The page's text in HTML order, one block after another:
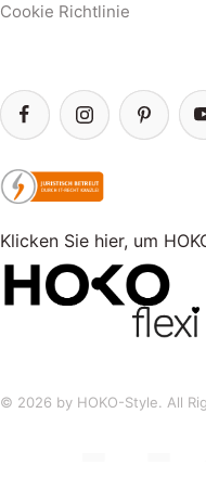
Cookie Richtlinie
Klicken Sie hier, um
© 2026 by HOKO-Style. All